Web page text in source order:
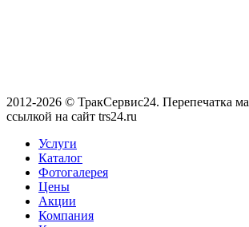
2012-2026 © ТракСервис24. Перепечатка
ссылкой на сайт trs24.ru
Услуги
Каталог
Фотогалерея
Цены
Акции
Компания